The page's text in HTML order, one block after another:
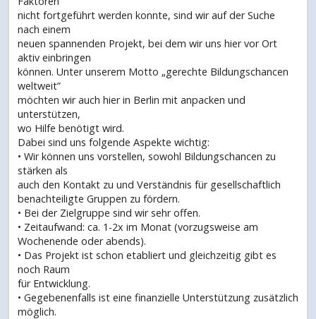
nicht fortgeführt werden konnte, sind wir auf der Suche
nach einem
neuen spannenden Projekt, bei dem wir uns hier vor Ort
aktiv einbringen
können. Unter unserem Motto „gerechte Bildungschancen
weltweit”
möchten wir auch hier in Berlin mit anpacken und
unterstützen,
wo Hilfe benötigt wird.
Dabei sind uns folgende Aspekte wichtig:
• Wir können uns vorstellen, sowohl Bildungschancen zu
stärken als
auch den Kontakt zu und Verständnis für gesellschaftlich
benachteiligte Gruppen zu fördern.
• Bei der Zielgruppe sind wir sehr offen.
• Zeitaufwand: ca. 1-2x im Monat (vorzugsweise am
Wochenende oder abends).
• Das Projekt ist schon etabliert und gleichzeitig gibt es
noch Raum
für Entwicklung.
• Gegebenenfalls ist eine finanzielle Unterstützung zusätzlich
möglich.